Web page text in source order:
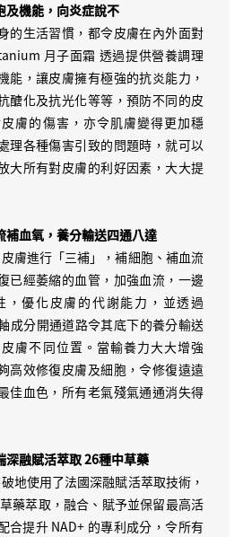
及機能，向炎症說不
的生活習慣，都令皮膚在內外面對
月子面霜 透過提供營養調理
能，讓皮膚擁有極強的抗炎能力，
醣化及抗光化等等，預防不同的皮
膚的傷害，亦令肌膚變得更加穩
理各種傷害引致的問題時，就可以
大所有對皮膚的利好因素，大大提
補血氧，養分輸送四通八達
膚進行「三補」，補細胞、補血流
已經萎縮的血管，加強血流，一邊
，優化皮膚的代謝能力，並透過
成分開通道路令其底下的養分輸送
膚不同位置。當輸養力大大增強
高效修復皮膚及細胞，令修復遠遠
佳血色，所有老氣殘氣通通消失得
深融賦活萃取 26種中草藥
地使用了法國深融賦活萃取技術，
藥萃取，融合、賦予並保留最高活
合提升 NAD+ 的專利成分，令所有